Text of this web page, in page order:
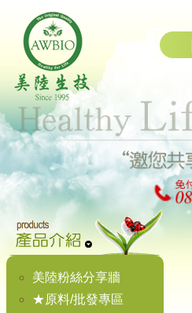
美陸粉絲分享牆
★原料/批發專區